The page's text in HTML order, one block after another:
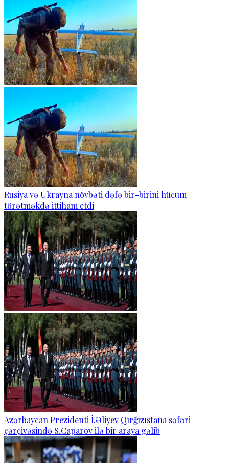
Rusiya və Ukrayna növbəti dəfə bir-birini hücum
törətməkdə ittiham etdi
Azərbaycan Prezidenti İ.Əliyev Qırğızıstana səfəri
çərçivəsində S.Caparov ilə bir araya gəlib